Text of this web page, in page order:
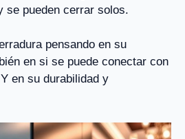
se pueden cerrar solos.
pensando en su
en si se puede conectar con
en su durabilidad y